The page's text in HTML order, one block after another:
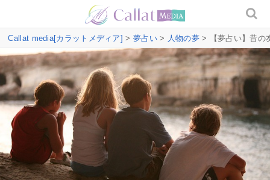
Callat media[カラットメディア] > 夢占い> 人物の夢> 【夢占い】昔の